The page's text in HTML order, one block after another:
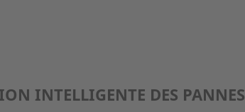
INTELLIGENTE DES PANNES